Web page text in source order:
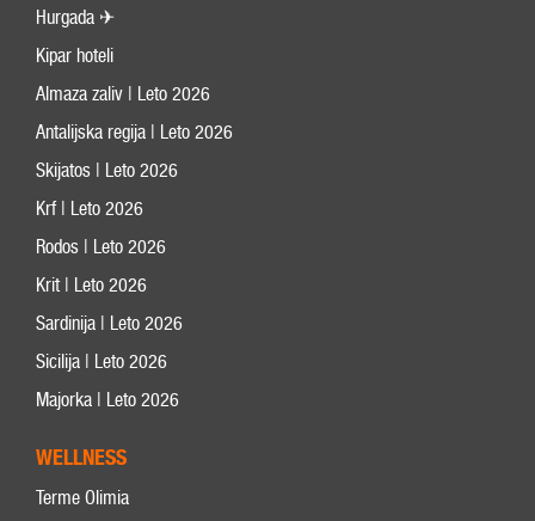
Hurgada ✈
Kipar hoteli
Almaza zaliv | Leto 2026
Antalijska regija | Leto 2026
Skijatos | Leto 2026
Krf | Leto 2026
Rodos | Leto 2026
Krit | Leto 2026
Sardinija | Leto 2026
Sicilija | Leto 2026
Majorka | Leto 2026
WELLNESS
Terme Olimia